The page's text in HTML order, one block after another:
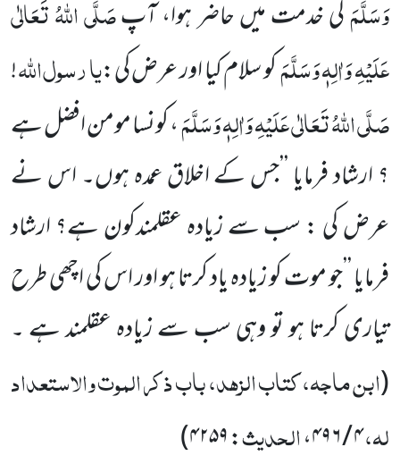
وَسَلَّمَکی خدمت میں حاضر ہوا، آپصَلَّی اللہُ تَعَالٰی
عَلَیْہِ وَاٰلِہٖ وَسَلَّمَکو سلام کیا اور عرض کی:یارسولاللہ!
صَلَّی اللہُ تَعَالٰی عَلَیْہِ وَاٰلِہٖ وَسَلَّمَ، کونسا مومن افضل ہے
؟ ارشاد فرمایا ’’جس کے اخلاق عمدہ ہوں۔ اس نے
عرض کی : سب سے زیادہ عقلمندکون ہے؟ ارشاد
فرمایا ’’جو موت کو زیادہ یاد کرتا ہو اور اس کی اچھی طرح
تیاری کرتا ہو تو وہی سب سے زیادہ عقلمند ہے ۔
(ابن ماجہ، کتاب الزہد، باب ذکر الموت والاستعداد
لہ،۴ / ۴۹۶ ،الحدیث:۴۲۵۹)